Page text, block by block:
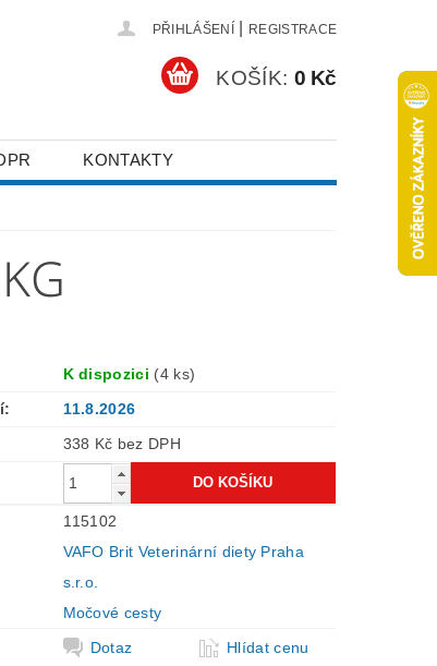
PŘIHLÁŠENÍ REGISTRACE
KOŠÍK: 0 Kč
KONTAKTY
K dispozici (4 ks)
11.8.2026
338 Kč bez DPH
115102
VAFO Brit Veterinární diety Praha
s.r.o.
Močové cesty
Dotaz Hlídat cenu